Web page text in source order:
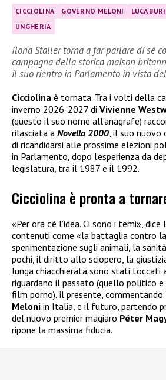
CICCIOLINA GOVERNO MELONI LUCA
UNGHERIA
Ilona Staller torna a far parlare di sé
campagna della storica maison
il suo rientro in Parlamento in vista
Cicciolina è tornata. Tra i volti della
inverno 2026-2027 di Vivienne
(questo il suo nome all’anagrafe)
rilasciata a Novella 2000 , il suo
di ricandidarsi alle prossime elezioni
in Parlamento, dopo l’esperienza da
legislatura, tra il 1987 e il 1992.
Cicciolina è pronta a
«Per ora c’è l’idea. Ci sono i temi»,
contenuti come «la battaglia contro
sperimentazione sugli animali, la
pochi, il diritto allo sciopero, la
lunga chiacchierata sono stati toccati
riguardano il passato (quello politico
film porno), il presente, commentando
Meloni in Italia, e il futuro, partendo
del nuovo premier magiaro Péter
ripone la massima fiducia.